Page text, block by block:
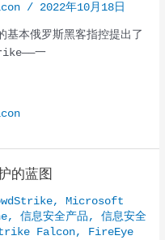
/ 2022年10月18日
基本俄罗斯黑客指控提出了
一
的蓝图
,Microsoft
,信息安全产品 ,信息安全
Falcon, FireEye